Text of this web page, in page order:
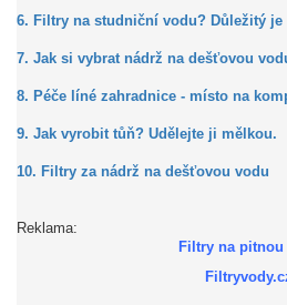
6. Filtry na studniční vodu? Důležitý je
7. Jak si vybrat nádrž na dešťovou
8. Péče líné zahradnice - místo na
9. Jak vyrobit tůň? Udělejte ji mělkou.
10. Filtry za nádrž na dešťovou vodu
Reklama:
Filtry na pitnou